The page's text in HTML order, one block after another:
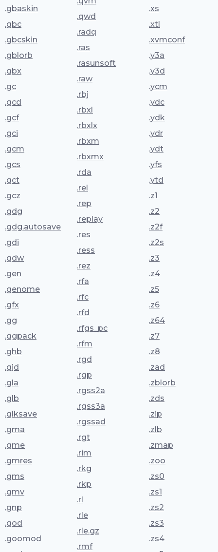
.gbaskin
.gbc
.gbcskin
.gblorb
.gbx
.gc
.gcd
.gcf
.gci
.gcm
.gcs
.gct
.gcz
.gdg
.gdg.autosave
.gdi
.gdw
.gen
.genome
.gfx
.gg
.ggpack
.ghb
.gjd
.gla
.glb
.glksave
.gma
.gme
.gmres
.gms
.gmv
.gnp
.god
.goomod
.qwd
.radq
.ras
.rasunsoft
.raw
.rbj
.rbxl
.rbxlx
.rbxm
.rbxmx
.rda
.rel
.rep
.replay
.res
.ress
.rez
.rfa
.rfc
.rfd
.rfgs_pc
.rfm
.rgd
.rgp
.rgss2a
.rgss3a
.rgssad
.rgt
.rim
.rkg
.rkp
.rl
.rle
.rle.gz
.rmf
.xs
.xtl
.xvmconf
.y3a
.y3d
.ycm
.ydc
.ydk
.ydr
.ydt
.yfs
.ytd
.z1
.z2
.z2f
.z2s
.z3
.z4
.z5
.z6
.z64
.z7
.z8
.zad
.zblorb
.zds
.zip
.zlb
.zmap
.zoo
.zs0
.zs1
.zs2
.zs3
.zs4